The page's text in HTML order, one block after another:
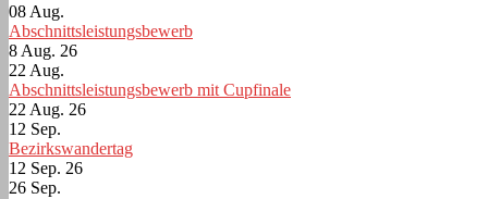
08 Aug.
Abschnittsleistungsbewerb
8 Aug. 26
22 Aug.
Abschnittsleistungsbewerb mit Cupfinale
22 Aug. 26
12 Sep.
Bezirkswandertag
12 Sep. 26
26 Sep.